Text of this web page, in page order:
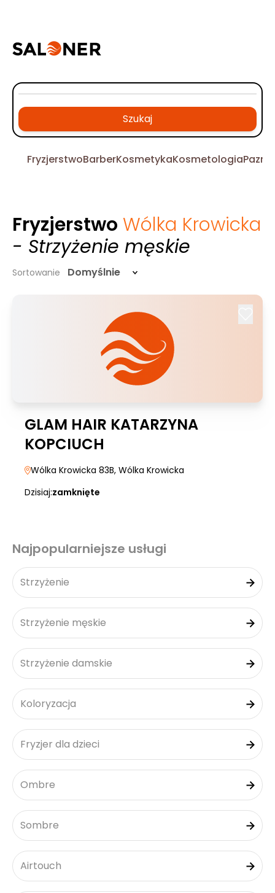
Szukaj
FryzjerstwoBarberKosmetykaKosmetologia
Fryzjerstwo Wólka Krowicka
- Strzyżenie męskie
Sortowanie Domyślnie
GLAM HAIR KATARZYNA
KOPCIUCH
Wólka Krowicka 83B, Wólka Krowicka
Dzisiaj:zamknięte
Najpopularniejsze usługi
Strzyżenie
Strzyżenie męskie
Strzyżenie damskie
Koloryzacja
Fryzjer dla dzieci
Ombre
Sombre
Airtouch